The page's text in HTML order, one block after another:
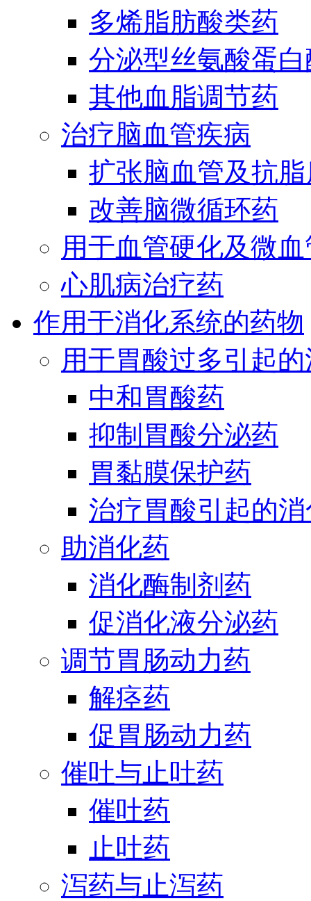
多烯脂肪酸类药
分泌型丝氨酸蛋
其他血脂调节药
治疗脑血管疾病
扩张脑血管及抗
改善脑微循环药
用于血管硬化及微
心肌病治疗药
作用于消化系统的药物
用于胃酸过多引起
中和胃酸药
抑制胃酸分泌药
胃黏膜保护药
治疗胃酸引起的
助消化药
消化酶制剂药
促消化液分泌药
调节胃肠动力药
解痉药
促胃肠动力药
催吐与止吐药
催吐药
止吐药
泻药与止泻药